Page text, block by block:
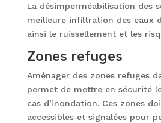
La désimperméabilisation des
meilleure infiltration des eaux
ainsi le ruissellement et les
Zones refuges
Aménager des zones refuges
permet de mettre en sécurité
cas d’inondation. Ces zones
accessibles et signalées pour